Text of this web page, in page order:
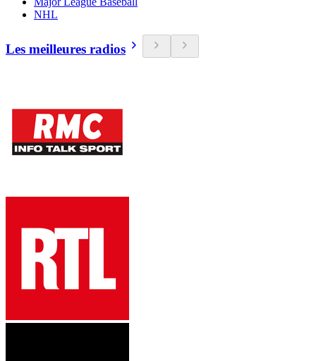
NHL
Les meilleures radios